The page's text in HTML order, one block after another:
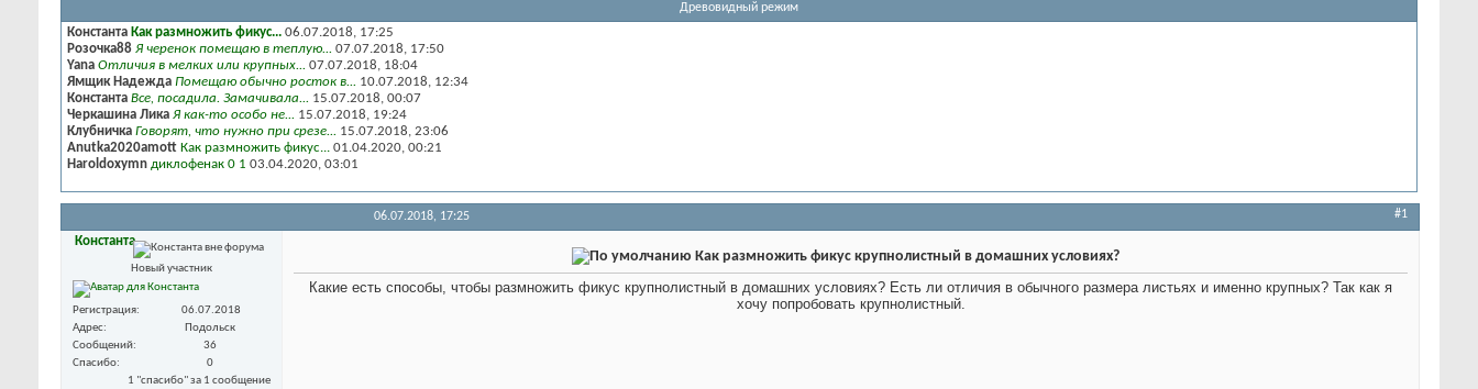
Древовидный режим
Константа Как размножить фикус... 06.07.2018, 17:25
Розочка88 Я черенок помещаю в теплую... 07.07.2018, 17:50
Yana Отличия в мелких или крупных... 07.07.2018, 18:04
Ямщик Надежда Помещаю обычно росток в... 10.07.2018, 12:34
Константа Все, посадила. Замачивала... 15.07.2018, 00:07
Черкашина Лика Я как-то особо не... 15.07.2018, 19:24
Клубничка Говорят, что нужно при срезе... 15.07.2018, 23:06
Anutka2020amott Как размножить фикус... 01.04.2020, 00:21
Haroldoxymn диклофенак 0 1 03.04.2020, 03:01
06.07.2018, 17:25 #1
Константа
Новый участник
Регистрация
06.07.2018
Адрес
Подольск
Сообщений
36
Спасибо
0
1 "спасибо" за 1 сообщение
Как размножить фикус крупнолистный в домашних условиях?
Какие есть способы, чтобы размножить фикус крупнолистный в домашних условиях? Есть ли отличия в обычного размера листьях и именно крупных? Так как я
хочу попробовать крупнолистный.